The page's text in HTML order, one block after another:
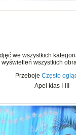
we wszystkich
wyświetleń wszystkich
PrzebojeCzęsto
Apel klas I-III